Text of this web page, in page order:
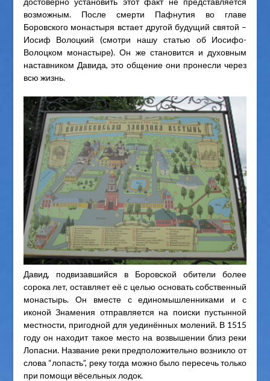
возможным. После смерти Пафнутия во главе
Боровского монастыря встает другой будущий святой –
Иосиф Волоцкий (смотри нашу статью об Иосифо-
Волоцком монастыре). Он же становится и духовным
наставником Давида, это общение они пронесли через
всю жизнь.
Давид, подвизавшийся в Боровской обители более
сорока лет, оставляет её с целью основать собственный
монастырь. Он вместе с единомышленниками и с
иконой Знамения отправляется на поиски пустынной
местности, пригодной для уединённых молений. В 1515
году он находит такое место на возвышении близ реки
Лопасни. Название реки предположительно возникло от
слова “лопасть”, реку тогда можно было пересечь только
при помощи вёсельных лодок.